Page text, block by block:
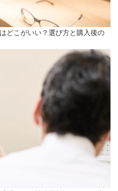
どこがいい？選び方と購入後の